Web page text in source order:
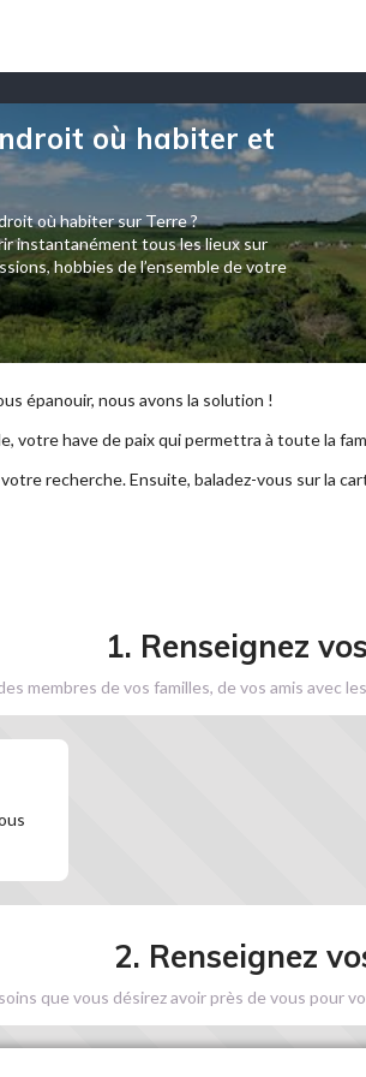
où habiter et
où habiter sur Terre ?
instantanément tous les lieux sur
hobbies de l’ensemble de votre
épanouir, nous avons la solution !
votre have de paix qui permettra à toute la
recherche. Ensuite, baladez-vous sur la
1. Renseignez
membres de vos familles, de vos amis avec
2. Renseignez
que vous désirez avoir près de vous pour